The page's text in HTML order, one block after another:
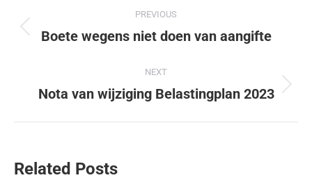
PREVIOUS
Boete wegens niet doen van aangifte
NEXT
Nota van wijziging Belastingplan 2023
Related Posts